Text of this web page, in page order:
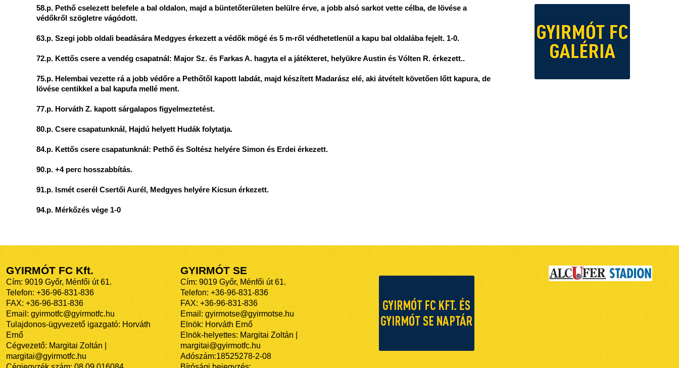
58.p. Pethő cselezett belefele a bal oldalon, majd a büntetőterületen belülre érve, a jobb alsó sarkot vette célba, de lövése a
védőkről szögletre vágódott.
63.p. Szegi jobb oldali beadására Medgyes érkezett a védők mögé és 5 m-ről védhetetlenül a kapu bal oldalába fejelt. 1-0.
72.p. Kettős csere a vendég csapatnál: Major Sz. és Farkas A. hagyta el a játékteret, helyükre Austin és Vólten R. érkezett..
75.p. Helembai vezette rá a jobb védőre a Pethőtől kapott labdát, majd készített Madarász elé, aki átvételt követően lőtt kapura, de
lövése centikkel a bal kapufa mellé ment.
77.p. Horváth Z. kapott sárgalapos figyelmeztetést.
80.p. Csere csapatunknál, Hajdú helyett Hudák folytatja.
84.p. Kettős csere csapatunknál: Pethő és Soltész helyére Simon és Erdei érkezett.
90.p. +4 perc hosszabbítás.
91.p. Ismét cserél Csertői Aurél, Medgyes helyére Kicsun érkezett.
94.p. Mérkőzés vége 1-0
GYIRMÓT FC Kft.
Cím: 9019 Győr, Ménfői út 61.
Telefon: +36-96-831-836
FAX: +36-96-831-836
Email: gyirmotfc@gyirmotfc.hu
Tulajdonos-ügyvezető igazgató: Horváth
Ernő
Cégvezető: Margitai Zoltán |
margitai@gyirmotfc.hu
GYIRMÓT SE
Cím: 9019 Győr, Ménfői út 61.
Telefon: +36-96-831-836
FAX: +36-96-831-836
Email: gyirmotse@gyirmotse.hu
Elnök: Horváth Ernő
Elnök-helyettes: Margitai Zoltán |
margitai@gyirmotfc.hu
Adószám:18525278-2-08